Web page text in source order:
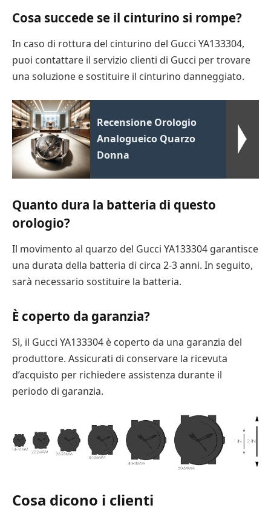
Cosa succede se il cinturino si rompe?
In caso di rottura del cinturino del Gucci YA133304,
puoi contattare il servizio clienti di Gucci per trovare
una soluzione e sostituire il cinturino danneggiato.
Recensione Orologio
Analogueico Quarzo
Donna
Quanto dura la batteria di questo
orologio?
Il movimento al quarzo del Gucci YA133304 garantisce
una durata della batteria di circa 2-3 anni. In seguito,
sarà necessario sostituire la batteria.
È coperto da garanzia?
Sì, il Gucci YA133304 è coperto da una garanzia del
produttore. Assicurati di conservare la ricevuta
d’acquisto per richiedere assistenza durante il
periodo di garanzia.
Cosa dicono i clienti